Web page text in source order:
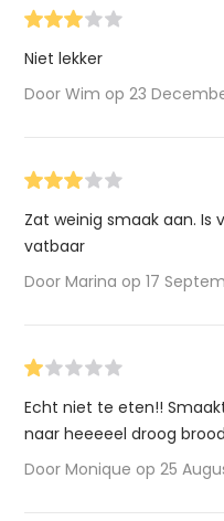
Niet lekker
Door Wim op 23
Zat weinig smaak aan. Is
vatbaar
Door Marina op 17
Echt niet te eten!!
naar heeeeel droog
Door Monique op 25